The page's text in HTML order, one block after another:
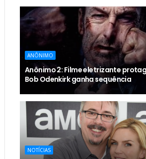
ANÔNIMO
Anônimo 2: Filme eletrizante
Bob Odenkirk ganha sequência
NOTÍCIAS